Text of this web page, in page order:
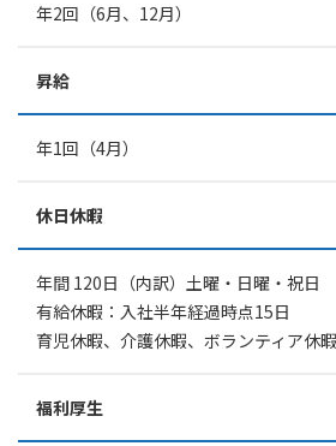
年2回（6月、12月）
昇給
年1回（4月）
休日休暇
年間 120日（内訳）土曜・日曜・祝日
有給休暇：入社半年経過時点15日
育児休暇、介護休暇、ボランティア休
福利厚生